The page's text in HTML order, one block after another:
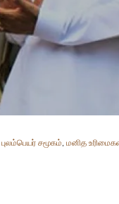
புலம்பெயர் சமூகம், மனித